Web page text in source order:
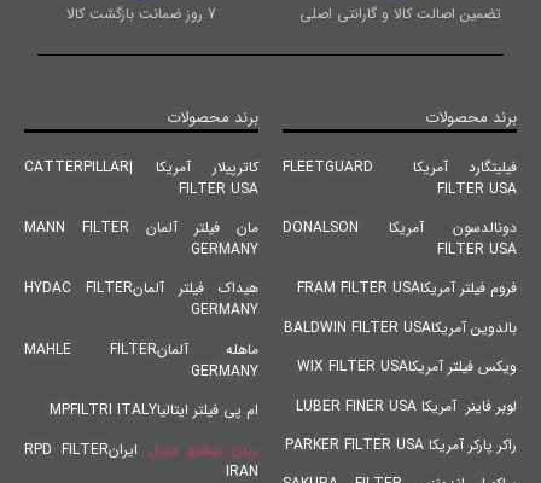
تضمین اصالت کالا و گارانتی اصلی 7 روز ضمانت بازگشت کالا
برند محصولات
فیلیتگارد آمریکا FLEETGUARD
FILTER USA
دونالدسون آمریکا DONALSON
FILTER USA
فروم فیلتر آمریکاFRAM FILTER USA
بالدوین آمریکاBALDWIN FILTER USA
ویکس فیلتر آمریکاWIX FILTER USA
لوبر فاینر آمریکا LUBER FINER USA
راکر پارکر آمریکا PARKER FILTER USA
برند محصولات
کاترپیلار آمریکا |CATTERPILLAR
FILTER USA
مان فیلتر آلمان MANN FILTER
GERMANY
هیداک فیلتر آلمانHYDAC FILTER
GERMANY
ماهله آلمانMAHLE FILTER
GERMANY
ام پی فیلتر ایتالیاMPFILTRI ITALY
ریان پیشرو دیزل
ایرانRPD FILTER
IRAN